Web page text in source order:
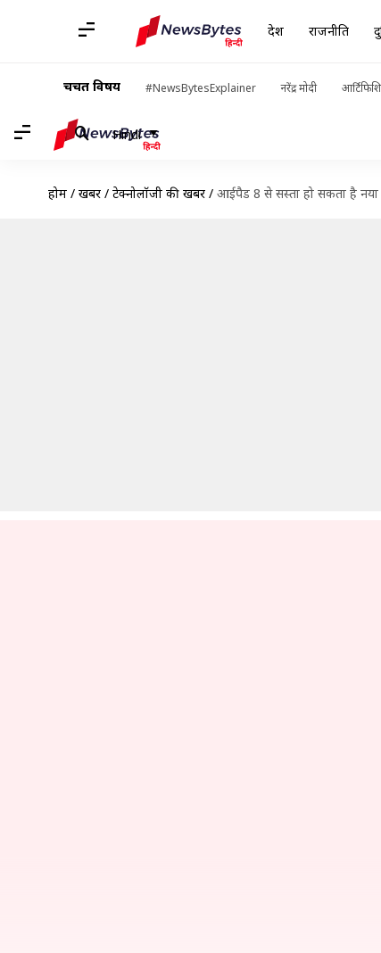
देश राजनीति
चर्चित विषय #NewsBytesExplainer नरेंद्र मोदी
Hindi
होम / खबरें / टेक्नोलॉजी की खबरें / आईपैड 8 से सस्ता हो सकता है